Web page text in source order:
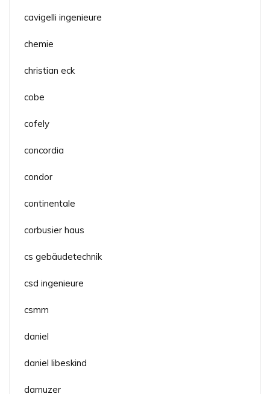
cavigelli ingenieure
chemie
christian eck
cobe
cofely
concordia
condor
continentale
corbusier haus
cs gebäudetechnik
csd ingenieure
csmm
daniel
daniel libeskind
darnuzer